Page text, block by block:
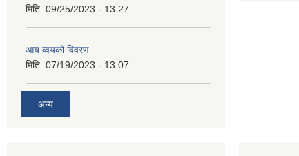
मिति: 09/25/2023 - 13:27
आय व्वयको विवरण
मिति: 07/19/2023 - 13:07
अन्य